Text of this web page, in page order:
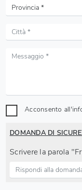
Acconsento
DOMANDA DI
Scrivere la parola